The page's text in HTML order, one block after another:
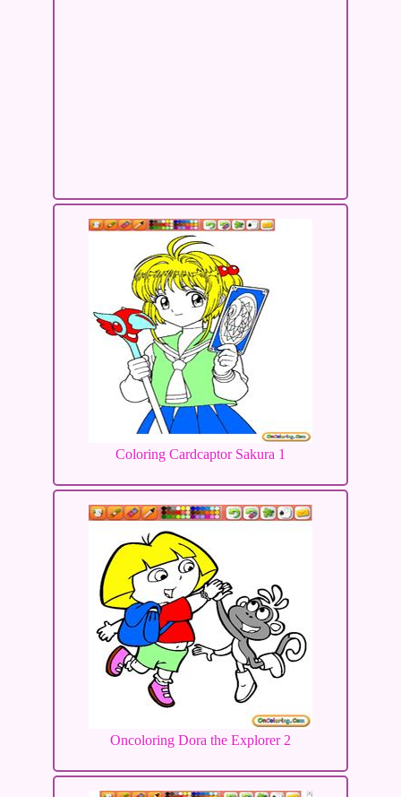
Coloring Cardcaptor Sakura 1
Oncoloring Dora the Explorer 2